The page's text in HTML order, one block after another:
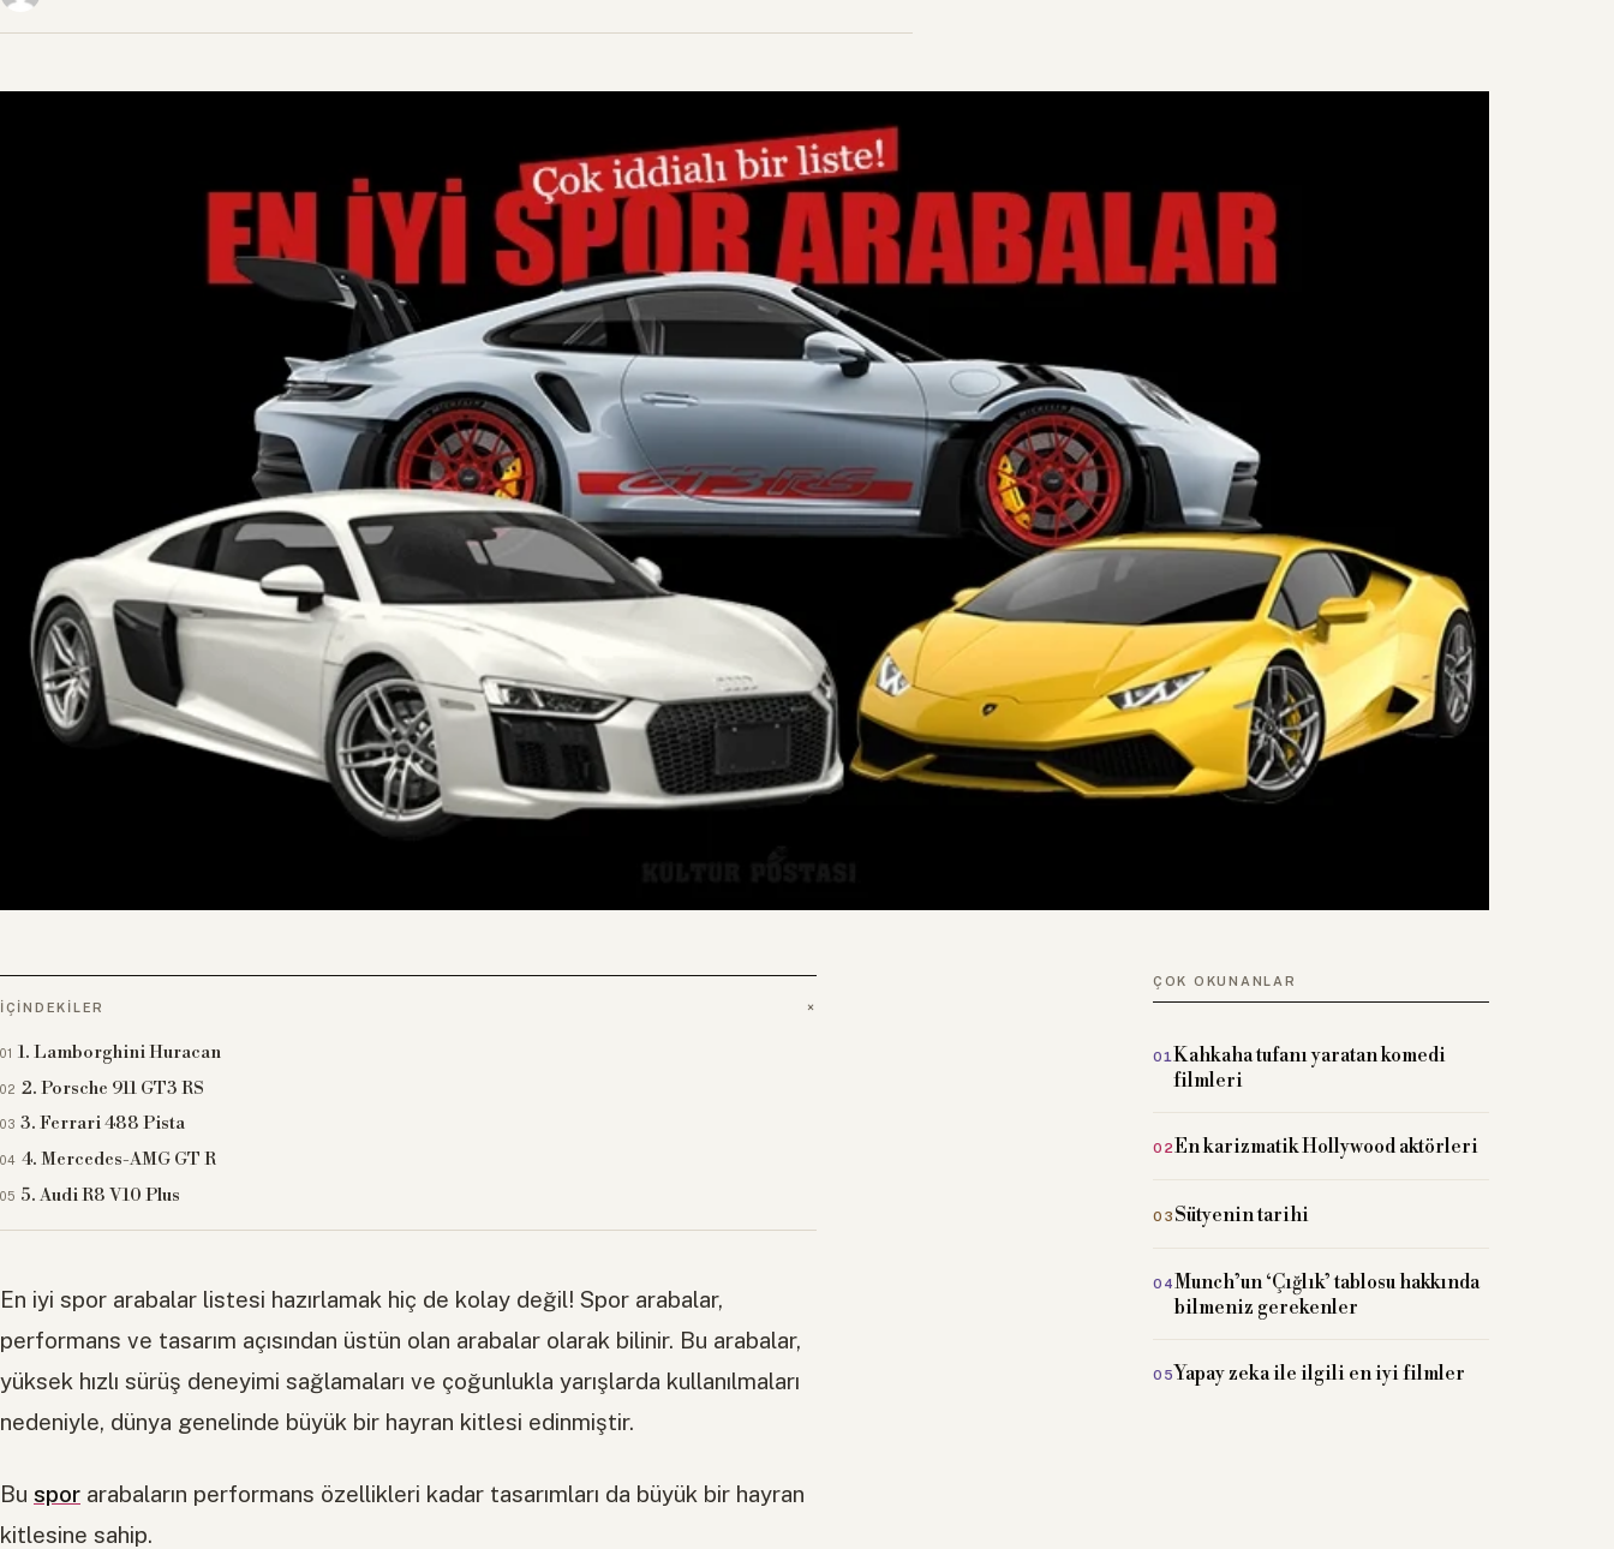
İÇINDEKILER
1. Lamborghini Huracan
2. Porsche 911 GT3 RS
3. Ferrari 488 Pista
4. Mercedes-AMG GT R
5. Audi R8 V10 Plus
En iyi spor arabalar listesi hazırlamak hiç de kolay değil! Spor arabalar,
performans ve tasarım açısından üstün olan arabalar olarak bilinir. Bu arabalar,
yüksek hızlı sürüş deneyimi sağlamaları ve çoğunlukla yarışlarda kullanılmaları
nedeniyle, dünya genelinde büyük bir hayran kitlesi edinmiştir.
Bu spor arabaların performans özellikleri kadar tasarımları da büyük bir hayran
kitlesine sahip.
ÇOK OKUNANLAR
Kahkaha tufanı yaratan komedi
filmleri
En karizmatik Hollywood aktörleri
Sütyenin tarihi
Munch’un ‘Çığlık’ tablosu hakkında
bilmeniz gerekenler
Yapay zeka ile ilgili en iyi filmler